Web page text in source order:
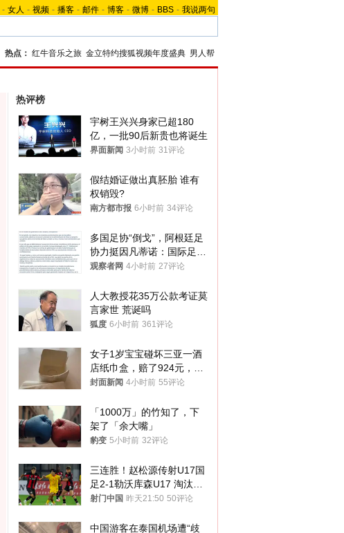
- 女人 - 视频 - 播客 - 邮件 - 博客 - 微博 - BBS - 我说两句
热点： 红牛音乐之旅 金立特约搜狐视频年度盛典 男人帮
热评榜
宇树王兴兴身家已超180
亿，一批90后新贵也将诞生
界面新闻 3小时前 31评论
假结婚证做出真胚胎 谁有
权销毁?
南方都市报 6小时前 34评论
多国足协“倒戈”，阿根廷足
协力挺因凡蒂诺：国际足联
今后应继续在其领导下前行
观察者网 4小时前 27评论
人大教授花35万公款考证莫
言家世 荒诞吗
狐度 6小时前 361评论
女子1岁宝宝碰坏三亚一酒
店纸巾盒，赔了924元，发
帖吐槽后酒店退还一半的
封面新闻 4小时前 55评论
「1000万」的竹知了，下
架了「余大嘴」
豹变 5小时前 32评论
三连胜！赵松源传射U17国
足2-1勒沃库森U17 淘汰赛
将战河床
射门中国 昨天21:50 50评论
中国游客在泰国机场遭“歧